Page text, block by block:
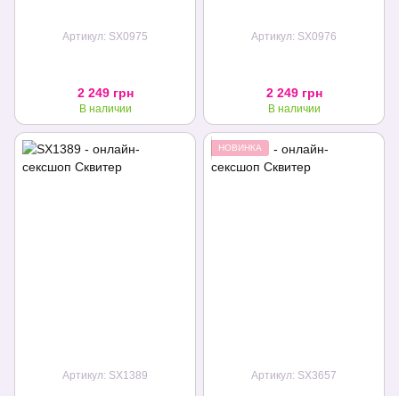
Артикул: SX0975
2 249 грн
В наличии
Артикул: SX0976
2 249 грн
В наличии
Артикул: SX1389
НОВИНКА
Артикул: SX3657